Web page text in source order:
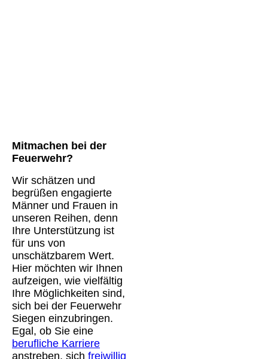
Mitmachen bei der
Feuerwehr?
Wir schätzen und
begrüßen engagierte
Männer und Frauen in
unseren Reihen, denn
Ihre Unterstützung ist
für uns von
unschätzbarem Wert.
Hier möchten wir Ihnen
aufzeigen, wie vielfältig
Ihre Möglichkeiten sind,
sich bei der Feuerwehr
Siegen einzubringen.
Egal, ob Sie eine
berufliche Karriere
anstreben, sich freiwillig